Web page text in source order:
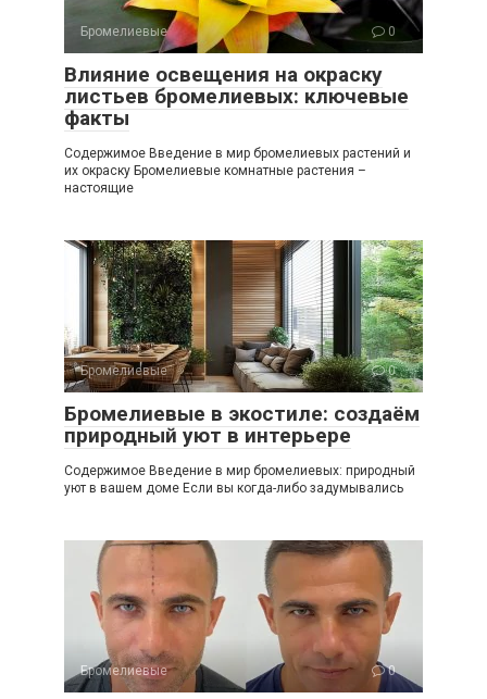
Бромелиевые 0
Влияние освещения на окраску
листьев бромелиевых: ключевые
факты
Содержимое Введение в мир бромелиевых растений и
их окраску Бромелиевые комнатные растения –
настоящие
Бромелиевые 0
Бромелиевые в экостиле: создаём
природный уют в интерьере
Содержимое Введение в мир бромелиевых: природный
уют в вашем доме Если вы когда-либо задумывались
Бромелиевые 0